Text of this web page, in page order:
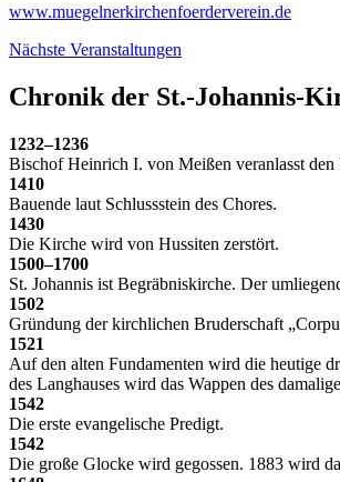
www.muegelnerkirchenfoerderverein.de
Nächste Veranstaltungen
Chronik der St.-Johannis-
1232–1236
Bischof Heinrich I. von Meißen veranlasst
1410
Bauende laut Schlussstein des Chores.
1430
Die Kirche wird von Hussiten zerstört.
1500–1700
St. Johannis ist Begräbniskirche. Der
1502
Gründung der kirchlichen Bruderschaft
1521
Auf den alten Fundamenten wird die heutige
des Langhauses wird das Wappen des
1542
Die erste evangelische Predigt.
1542
Die große Glocke wird gegossen. 1883 wird